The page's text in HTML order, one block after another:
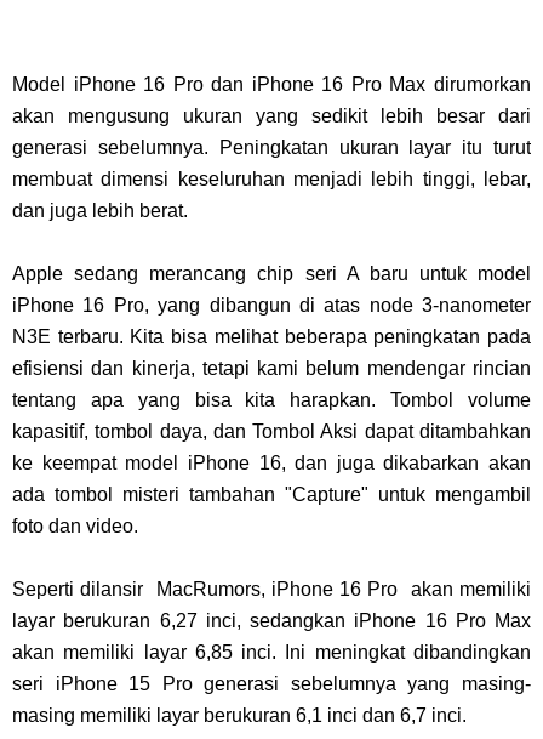
Model iPhone 16 Pro dan iPhone 16 Pro Max dirumorkan
akan mengusung ukuran yang sedikit lebih besar dari
generasi sebelumnya. Peningkatan ukuran layar itu turut
membuat dimensi keseluruhan menjadi lebih tinggi, lebar,
dan juga lebih berat.
Apple sedang merancang chip seri A baru untuk model
iPhone 16 Pro, yang dibangun di atas node 3-nanometer
N3E terbaru. Kita bisa melihat beberapa peningkatan pada
efisiensi dan kinerja, tetapi kami belum mendengar rincian
tentang apa yang bisa kita harapkan. Tombol volume
kapasitif, tombol daya, dan Tombol Aksi dapat ditambahkan
ke keempat model iPhone 16, dan juga dikabarkan akan
ada tombol misteri tambahan "Capture" untuk mengambil
foto dan video.
Seperti dilansir MacRumors, iPhone 16 Pro akan memiliki
layar berukuran 6,27 inci, sedangkan iPhone 16 Pro Max
akan memiliki layar 6,85 inci. Ini meningkat dibandingkan
seri iPhone 15 Pro generasi sebelumnya yang masing-
masing memiliki layar berukuran 6,1 inci dan 6,7 inci.